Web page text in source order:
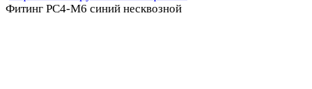
Фитинг PC4-M6 синий несквозной